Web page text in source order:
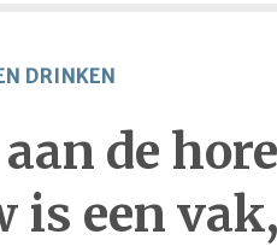
DRINKEN
de
is een